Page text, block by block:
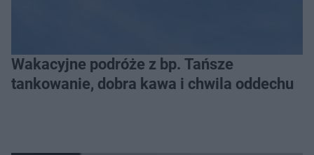
Wakacyjne podróże z bp. Tańsze
tankowanie, dobra kawa i chwila oddechu